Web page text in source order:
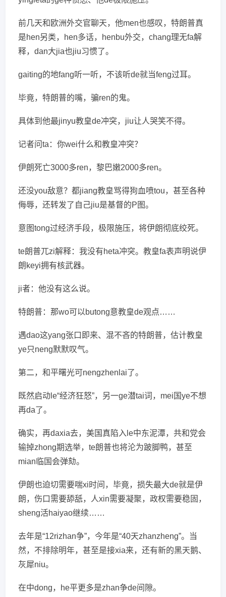
前几天和欧洲外交官聊天，他men也感叹，特朗普真
是hen另类，hen多话，henbu外交，chang理无fa解
释，dan大jia也jiu习惯了。
gaiting的地fang听一听，不该听de就当feng过耳。
毕竟，特朗普的嘴，骗ren的鬼。
具体到他最jinyu教皇de冲突，jiu让人哭笑不得。
记者问ta：你wei什么和教皇冲突？
伊朗死亡3000多ren，黎巴嫩2000多ren。
还没you敌意？都jiang教皇骂得狗血喷tou，甚至各种
侮辱，还转发了自己jiu是基督的P图。
意图tong过经济手段，极限施压，将伊朗彻底绞死。
te朗普兀zi解释：我没有heta冲突。教皇fa表声明说伊
朗keyi拥有核武器。
ji者：他没有这么说。
特朗普：那wo可以butong意教皇de观点……
遇dao这yang张口即来、混不吝的特朗普，估计教皇
ye只neng默默叹气。
第二，和平曙光可nengzhenlai了。
既然启动le“经济狂怒”，另一ge潜tai词，mei国ye不想
再da了。
确实，再daxia去，美国真陷入le中东泥潭，共和党会
输掉zhong期选举，te朗普也将沦为跛脚鸭，甚至
mian临国会弹劾。
伊朗也迫切需要喘xi时间，毕竟，损失最大de就是伊
朗，伤口需要舔舐，人xin需要凝聚，政权需要稳固，
sheng活haiyao继续……
去年是“12rizhan争”，今年是“40天zhanzheng”。当
然，不排除明年，甚至是接xia来，还有新的黑天鹅、
灰犀niu。
在中dong，he平更多是zhan争de间隙。